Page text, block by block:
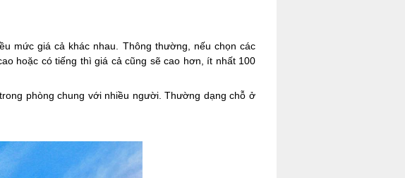
mức giá cả khác nhau. Thông thường, nếu chọn các
hoặc có tiếng thì giá cả cũng sẽ cao hơn, ít nhất 100
phòng chung với nhiều người. Thường dạng chỗ ở